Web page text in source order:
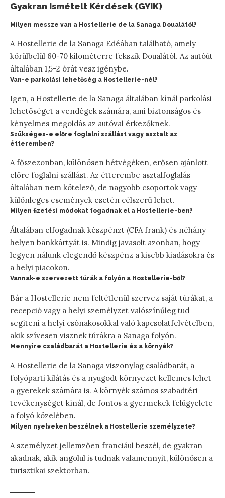
Gyakran Ismételt Kérdések (GYIK)
Milyen messze van a Hostellerie de la Sanaga Doualától?
A Hostellerie de la Sanaga Edéában található, amely
körülbelül 60-70 kilométerre fekszik Doualától. Az autóút
általában 1,5-2 órát vesz igénybe.
Van-e parkolási lehetőség a Hostellerie-nél?
Igen, a Hostellerie de la Sanaga általában kínál parkolási
lehetőséget a vendégek számára, ami biztonságos és
kényelmes megoldás az autóval érkezőknek.
Szükséges-e előre foglalni szállást vagy asztalt az
étteremben?
A főszezonban, különösen hétvégéken, erősen ajánlott
előre foglalni szállást. Az étterembe asztalfoglalás
általában nem kötelező, de nagyobb csoportok vagy
különleges események esetén célszerű lehet.
Milyen fizetési módokat fogadnak el a Hostellerie-ben?
Általában elfogadnak készpénzt (CFA frank) és néhány
helyen bankkártyát is. Mindig javasolt azonban, hogy
legyen nálunk elegendő készpénz a kisebb kiadásokra és
a helyi piacokon.
Vannak-e szervezett túrák a folyón a Hostellerie-ből?
Bár a Hostellerie nem feltétlenül szervez saját túrákat, a
recepció vagy a helyi személyzet valószínűleg tud
segíteni a helyi csónakosokkal való kapcsolatfelvételben,
akik szívesen visznek túrákra a Sanaga folyón.
Mennyire családbarát a Hostellerie és a környék?
A Hostellerie de la Sanaga viszonylag családbarát, a
folyóparti kilátás és a nyugodt környezet kellemes lehet
a gyerekek számára is. A környék számos szabadtéri
tevékenységet kínál, de fontos a gyermekek felügyelete
a folyó közelében.
Milyen nyelveken beszélnek a Hostellerie személyzete?
A személyzet jellemzően franciául beszél, de gyakran
akadnak, akik angolul is tudnak valamennyit, különösen a
turisztikai szektorban.